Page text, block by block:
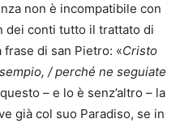
non è incompatibile con
dei conti tutto il trattato di
di san Pietro: «Cristo
/ perché ne seguiate
– e lo è senz’altro – la
già col suo Paradiso, se in